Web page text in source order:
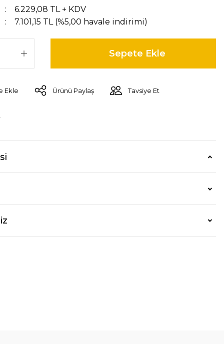
6.229,08 TL + KDV
7.101,15 TL (%5,00 havale indirimi)
Sepete Ekle
Ürünü Paylaş Tavsiye Et